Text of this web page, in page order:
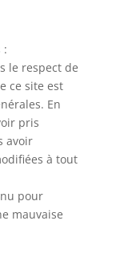
:
le respect de
ce site est
En
pris
avoir
à tout
pour
mauvaise